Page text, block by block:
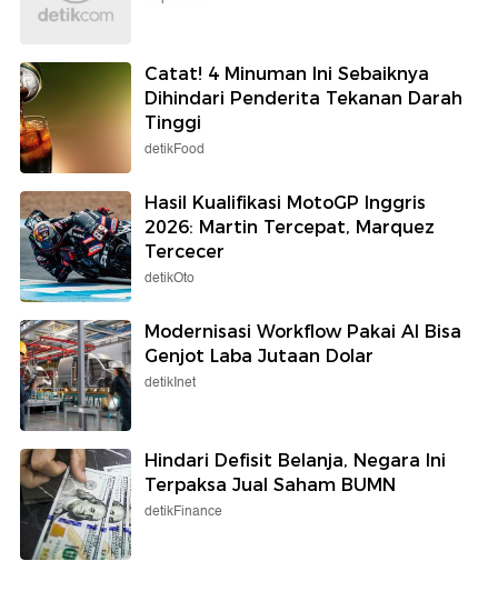
Catat! 4 Minuman Ini Sebaiknya
Dihindari Penderita Tekanan Darah
Tinggi
detikFood
Hasil Kualifikasi MotoGP Inggris
2026: Martin Tercepat, Marquez
Tercecer
detikOto
Modernisasi Workflow Pakai AI Bisa
Genjot Laba Jutaan Dolar
detikInet
Hindari Defisit Belanja, Negara Ini
Terpaksa Jual Saham BUMN
detikFinance